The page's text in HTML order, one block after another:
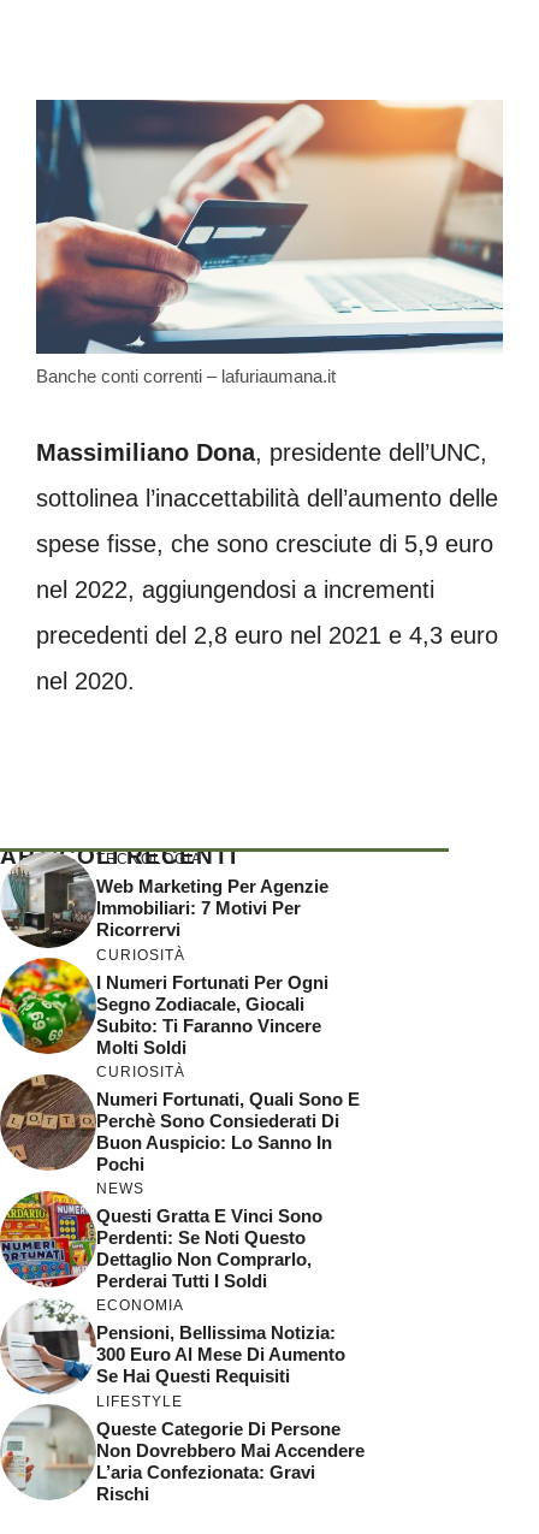
Banche conti correnti – lafuriaumana.it
Massimiliano Dona, presidente dell’UNC,
sottolinea l’inaccettabilità dell’aumento delle
spese fisse, che sono cresciute di 5,9 euro
nel 2022, aggiungendosi a incrementi
precedenti del 2,8 euro nel 2021 e 4,3 euro
nel 2020.
ARTICOLI RECENTI
TECNOLOGIA
Web Marketing Per Agenzie
Immobiliari: 7 Motivi Per
Ricorrervi
CURIOSITÀ
I Numeri Fortunati Per Ogni
Segno Zodiacale, Giocali
Subito: Ti Faranno Vincere
Molti Soldi
CURIOSITÀ
Numeri Fortunati, Quali Sono E
Perchè Sono Consiederati Di
Buon Auspicio: Lo Sanno In
Pochi
NEWS
Questi Gratta E Vinci Sono
Perdenti: Se Noti Questo
Dettaglio Non Comprarlo,
Perderai Tutti I Soldi
ECONOMIA
Pensioni, Bellissima Notizia:
300 Euro Al Mese Di Aumento
Se Hai Questi Requisiti
LIFESTYLE
Queste Categorie Di Persone
Non Dovrebbero Mai Accendere
L’aria Confezionata: Gravi
Rischi